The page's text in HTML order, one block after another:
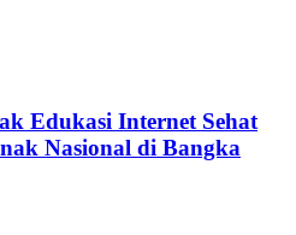
Edukasi Internet Sehat
Nasional di Bangka